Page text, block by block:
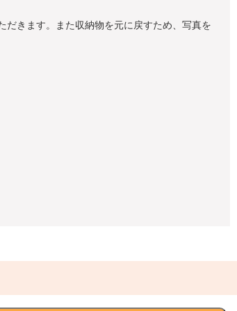
きます。また収納物を元に戻すため、写真を